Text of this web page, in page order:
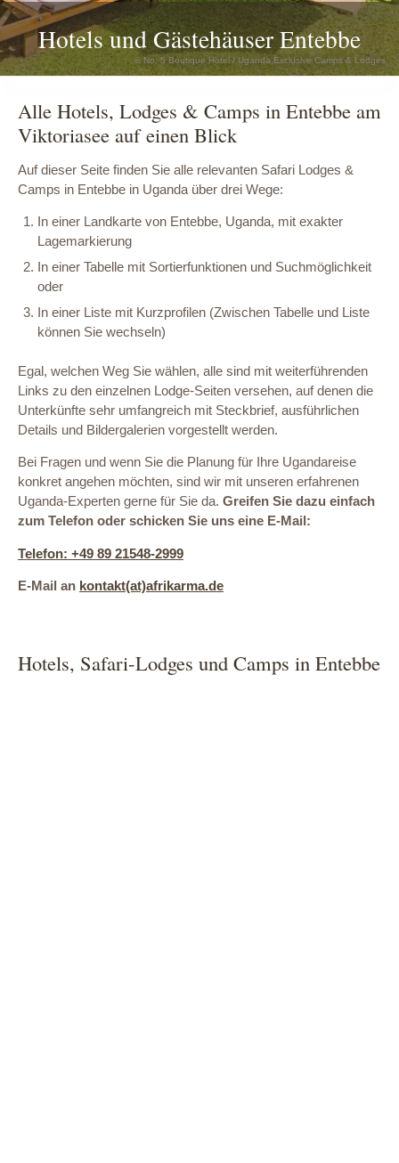
Hotels und Gästehäuser Entebbe
© No. 5 Boutique Hotel / Uganda Exclusive Camps & Lodges
Alle Hotels, Lodges & Camps in Entebbe am
Viktoriasee auf einen Blick
Auf dieser Seite finden Sie alle relevanten Safari Lodges &
Camps in Entebbe in Uganda über drei Wege:
In einer Landkarte von Entebbe, Uganda, mit exakter
Lagemarkierung
In einer Tabelle mit Sortierfunktionen und Suchmöglichkeit
oder
In einer Liste mit Kurzprofilen (Zwischen Tabelle und Liste
können Sie wechseln)
Egal, welchen Weg Sie wählen, alle sind mit weiterführenden
Links zu den einzelnen Lodge-Seiten versehen, auf denen die
Unterkünfte sehr umfangreich mit Steckbrief, ausführlichen
Details und Bildergalerien vorgestellt werden.
Bei Fragen und wenn Sie die Planung für Ihre Ugandareise
konkret angehen möchten, sind wir mit unseren erfahrenen
Uganda-Experten gerne für Sie da. Greifen Sie dazu einfach
zum Telefon oder schicken Sie uns eine E-Mail:
Telefon: +49 89 21548-2999
E-Mail an kontakt(at)afrikarma.de
Hotels, Safari-Lodges und Camps in Entebbe